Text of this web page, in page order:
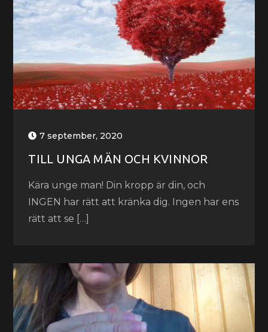
7 september, 2020
TILL UNGA MÄN OCH KVINNOR
Kära unge man! Din kropp är din, och
INGEN har rätt att kränka dig. Ingen har ens
rätt att se […]